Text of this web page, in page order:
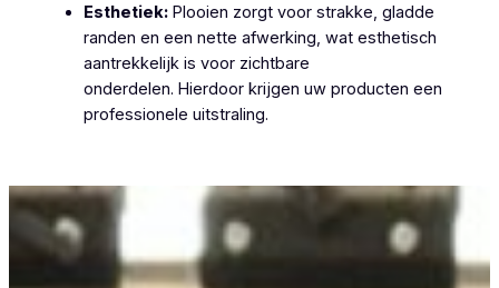
Esthetiek:Plooien zorgt voor strakke, gladde
randen en een nette afwerking, wat esthetisch
aantrekkelijk is voor zichtbare
onderdelen. Hierdoor krijgen uw producten een
professionele uitstraling.